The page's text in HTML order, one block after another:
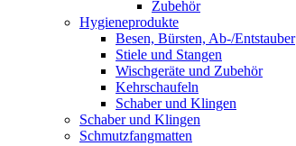
Zubehör
Hygieneprodukte
Besen, Bürsten, Ab-/Entstauber
Stiele und Stangen
Wischgeräte und Zubehör
Kehrschaufeln
Schaber und Klingen
Schaber und Klingen
Schmutzfangmatten